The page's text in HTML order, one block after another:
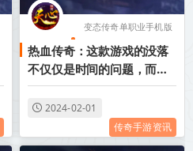
变态传奇单职业手机版
无任务
变态传奇单职业攻速
变态传奇世界手机版SF
热血传奇：这款游戏的没落
不仅仅是时间的问题，而是
最大的问题
2024-02-01
传奇手游资讯